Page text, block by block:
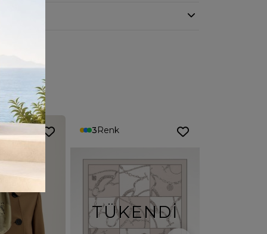
TÜKENDI
3Renk